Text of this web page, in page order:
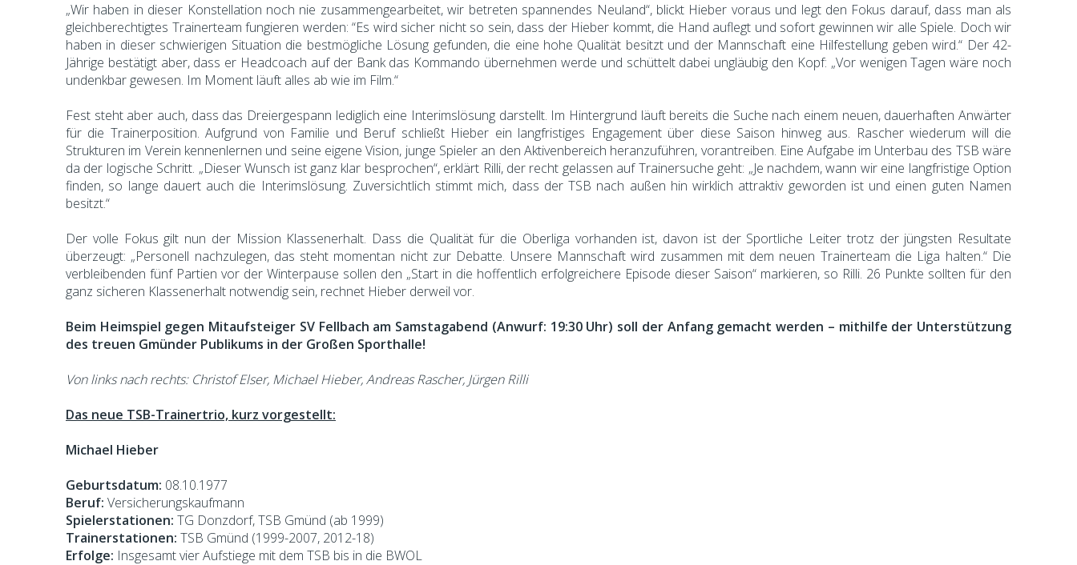
„Wir haben in dieser Konstellation noch nie zusammengearbeitet, wir betreten spannendes Neuland“, blickt Hieber voraus und legt den Fokus darauf, dass man als
gleichberechtigtes Trainerteam fungieren werden: “Es wird sicher nicht so sein, dass der Hieber kommt, die Hand auflegt und sofort gewinnen wir alle Spiele. Doch wir
haben in dieser schwierigen Situation die bestmögliche Lösung gefunden, die eine hohe Qualität besitzt und der Mannschaft eine Hilfestellung geben wird.“ Der 42-
Jährige bestätigt aber, dass er Headcoach auf der Bank das Kommando übernehmen werde und schüttelt dabei ungläubig den Kopf: „Vor wenigen Tagen wäre noch
undenkbar gewesen. Im Moment läuft alles ab wie im Film.“
Fest steht aber auch, dass das Dreiergespann lediglich eine Interimslösung darstellt. Im Hintergrund läuft bereits die Suche nach einem neuen, dauerhaften Anwärter
für die Trainerposition. Aufgrund von Familie und Beruf schließt Hieber ein langfristiges Engagement über diese Saison hinweg aus. Rascher wiederum will die
Strukturen im Verein kennenlernen und seine eigene Vision, junge Spieler an den Aktivenbereich heranzuführen, vorantreiben. Eine Aufgabe im Unterbau des TSB wäre
da der logische Schritt. „Dieser Wunsch ist ganz klar besprochen“, erklärt Rilli, der recht gelassen auf Trainersuche geht: „Je nachdem, wann wir eine langfristige Option
finden, so lange dauert auch die Interimslösung. Zuversichtlich stimmt mich, dass der TSB nach außen hin wirklich attraktiv geworden ist und einen guten Namen
besitzt.“
Der volle Fokus gilt nun der Mission Klassenerhalt. Dass die Qualität für die Oberliga vorhanden ist, davon ist der Sportliche Leiter trotz der jüngsten Resultate
überzeugt: „Personell nachzulegen, das steht momentan nicht zur Debatte. Unsere Mannschaft wird zusammen mit dem neuen Trainerteam die Liga halten.“ Die
verbleibenden fünf Partien vor der Winterpause sollen den „Start in die hoffentlich erfolgreichere Episode dieser Saison“ markieren, so Rilli. 26 Punkte sollten für den
ganz sicheren Klassenerhalt notwendig sein, rechnet Hieber derweil vor.
Beim Heimspiel gegen Mitaufsteiger SV Fellbach am Samstagabend (Anwurf: 19:30 Uhr) soll der Anfang gemacht werden – mithilfe der Unterstützung
des treuen Gmünder Publikums in der Großen Sporthalle!
Von links nach rechts: Christof Elser, Michael Hieber, Andreas Rascher, Jürgen Rilli
Das neue TSB-Trainertrio, kurz vorgestellt:
Michael Hieber
Geburtsdatum: 08.10.1977
Beruf: Versicherungskaufmann
Spielerstationen: TG Donzdorf, TSB Gmünd (ab 1999)
Trainerstationen: TSB Gmünd (1999-2007, 2012-18)
Erfolge: Insgesamt vier Aufstiege mit dem TSB bis in die BWOL